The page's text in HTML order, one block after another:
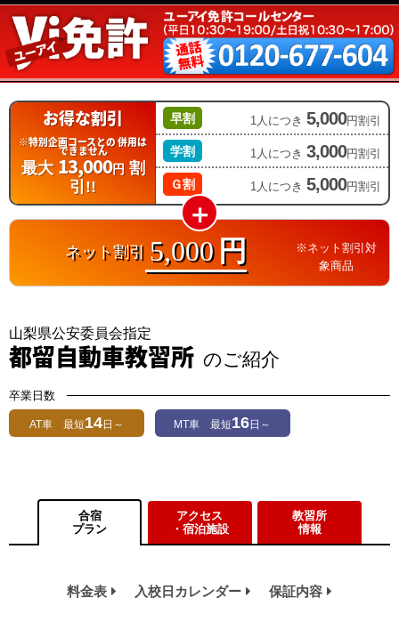
お得な割引
※特別企画コースとの併用は
できません
最大 13,000円 割
引!!
早割 1人につき 5,000円割引
学割 1人につき 3,000円割引
Ｇ割 1人につき 5,000円割引
ネット割引 5,000 円
※ネット割引対
象商品
山梨県公安委員会指定
都留自動車教習所 のご紹介
卒業日数
AT車 最短14日～ MT車 最短16日～
合宿
プラン
アクセス
・宿泊施設
教習所
情報
料金表 入校日カレンダー 保証内容